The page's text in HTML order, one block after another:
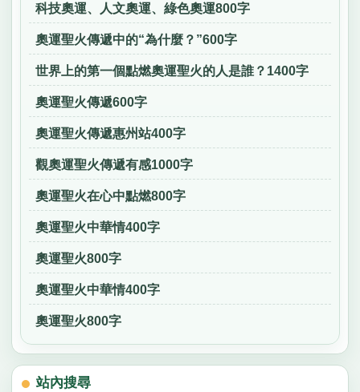
科技奧運、人文奧運、綠色奧運800字
奧運聖火傳遞中的“為什麼？”600字
世界上的第一個點燃奧運聖火的人是誰？1400字
奧運聖火傳遞600字
奧運聖火傳遞惠州站400字
觀奧運聖火傳遞有感1000字
奧運聖火在心中點燃800字
奧運聖火中華情400字
奧運聖火800字
奧運聖火中華情400字
奧運聖火800字
站內搜尋